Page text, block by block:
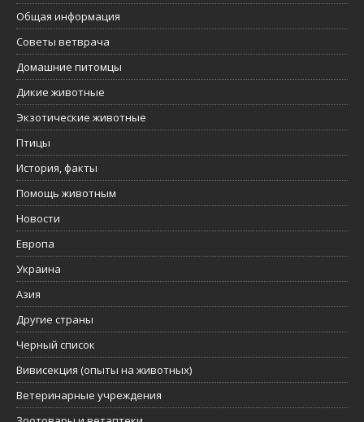
Общая информация
Советы ветврача
Домашние питомцы
Дикие животные
Экзотические животные
Птицы
История, факты
Помощь животным
Новости
Европа
Украина
Азия
Другие страны
Черный список
Вивисекция (опыты на животных)
Ветеринарные учреждения